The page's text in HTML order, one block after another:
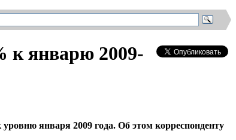
к январю 2009-
января 2009 года. Об этом корреспонденту